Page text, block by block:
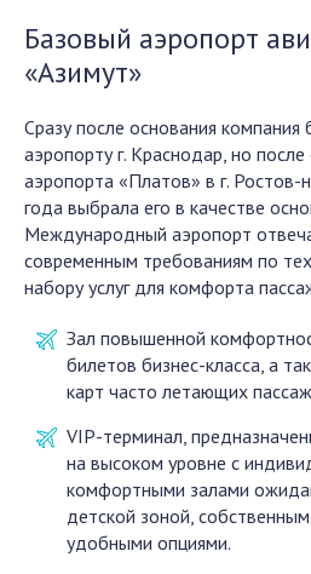
Базовый аэропорт
«Азимут»
Сразу после основания компания
аэропорту г. Краснодар, но
аэропорта «Платов» в г.
года выбрала его в качестве
Международный аэропорт
современным требованиям по
набору услуг для комфорта
Зал повышенной
билетов бизнес-класса, а
карт часто летающих
VIP-терминал,
на высоком уровне с
комфортными залами
детской зоной,
удобными опциями.